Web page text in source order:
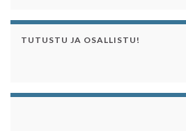
TUTUSTU JA OSALLISTU!